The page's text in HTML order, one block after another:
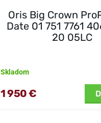
Oris Big Crown
Date 01 751 7761
20 05LC
Skladom
1 950 €